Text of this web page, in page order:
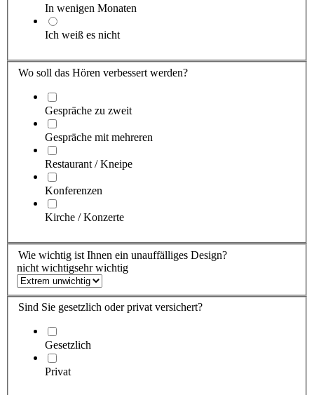
In wenigen Monaten
Ich weiß es nicht
Wo soll das Hören verbessert werden?
Gespräche zu zweit
Gespräche mit mehreren
Restaurant / Kneipe
Konferenzen
Kirche / Konzerte
Wie wichtig ist Ihnen ein unauffälliges Design?
nicht wichtigsehr wichtig
Sind Sie gesetzlich oder privat versichert?
Gesetzlich
Privat